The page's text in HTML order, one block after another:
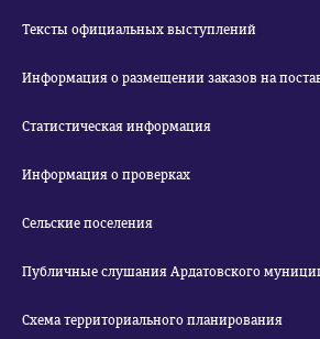
Тексты официальных выступлений
Информация о размещении заказов на
Статистическая информация
Информация о проверках
Сельские поселения
Публичные слушания Ардатовского
Схема территориального планирования